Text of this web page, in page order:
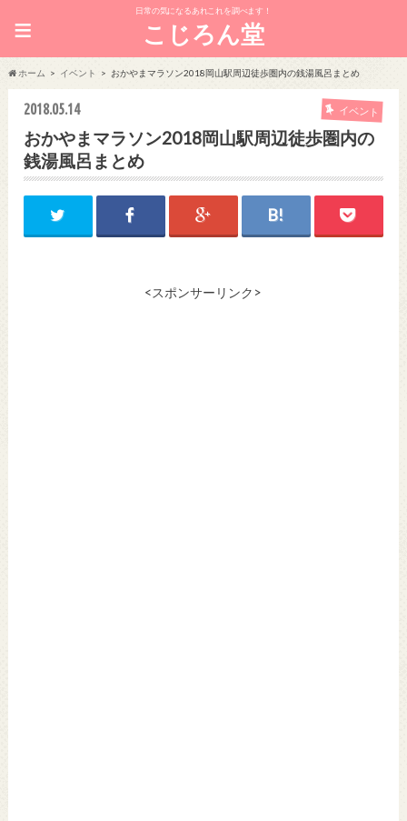
日常の気になるあれこれを調べます！
こじろん堂
≡
ホーム イベント おかやまマラソン2018岡山駅周辺徒歩圏内の銭湯風呂まとめ
2018.05.14 イベント
おかやまマラソン2018岡山駅周辺徒歩圏内の
銭湯風呂まとめ
<スポンサーリンク>